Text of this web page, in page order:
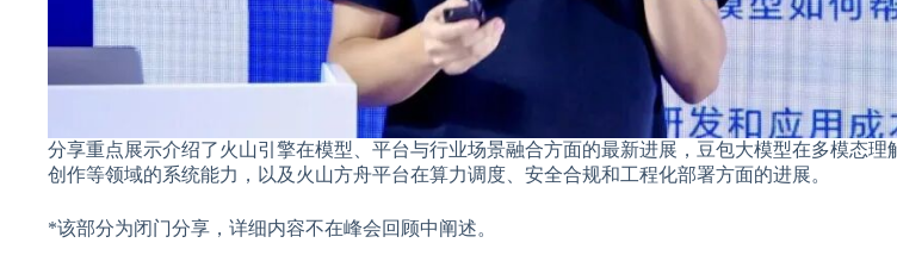
分享重点展示介绍了火山引擎在模型、平台与行业场景融合方面的最新进展，豆包大模型在多模态理
创作等领域的系统能力，以及火山方舟平台在算力调度、安全合规和工程化部署方面的进展。
*该部分为闭门分享，详细内容不在峰会回顾中阐述。